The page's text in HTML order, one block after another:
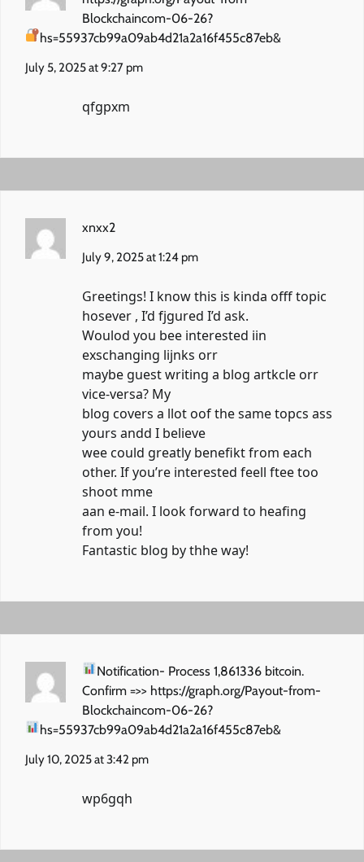
Blockchaincom-06-26?
hs=55937cb99a09ab4d21a2a16f455c87eb&
July 5, 2025 at 9:27 pm
qfgpxm
xnxx2
July 9, 2025 at 1:24 pm
Greetings! I know this is kinda offf topic
hosever , I’d fjgured I’d ask.
Woulod you bee interested iin
exschanging lijnks orr
maybe guest writing a blog artkcle orr
vice-versa? My
blog covers a llot oof the same topcs ass
yours andd I believe
wee could greatly benefikt from each
other. If you’re interested feell ftee too
shoot mme
aan e-mail. I look forward to heafing
from you!
Fantastic blog by thhe way!
Notification- Process 1,861336 bitcoin.
Confirm =>> https://graph.org/Payout-from-
Blockchaincom-06-26?
hs=55937cb99a09ab4d21a2a16f455c87eb&
July 10, 2025 at 3:42 pm
wp6gqh